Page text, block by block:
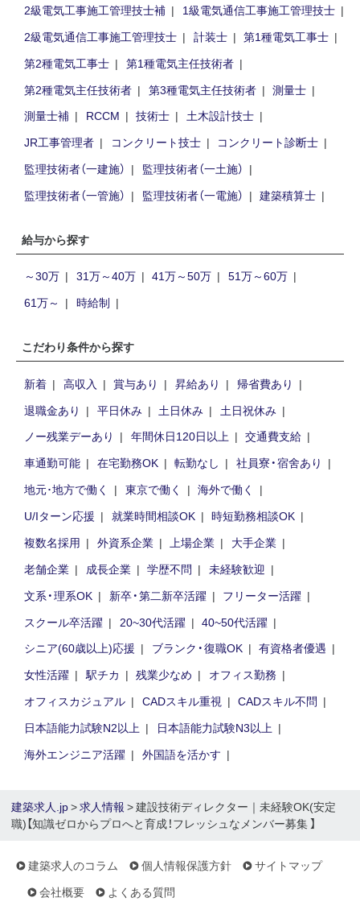
2級電気工事施工管理技士補
1級電気通信工事施工管理技士
2級電気通信工事施工管理技士
計装士
第1種電気工事士
第2種電気工事士
第1種電気主任技術者
第2種電気主任技術者
第3種電気主任技術者
測量士
測量士補
RCCM 技術士
土木設計技士
JR工事管理者
コンクリート技士
コンクリート診断士
監理技術者（一建施）
監理技術者（一土施）
監理技術者（一管施）
監理技術者（一電施） 建築積算士
給与から探す
～30万 31万～40万 41万～50万
51万～60万
61万～
時給制
こだわり条件から探す
新着 高収入 賞与あり 昇給あり
帰省費あり
退職金あり
平日休み 土日休み
土日祝休み
ノー残業デーあり
年間休日120日以上
交通費支給
車通勤可能
在宅勤務OK 転勤なし
社員寮・宿舍あり
地元･地方で働く
東京で働く
海外で働く
U/Iターン応援
就業時間相談OK
時短勤務相談OK
複数名採用
外資系企業 上場企業
大手企業
老舗企業
成長企業 学歴不問
未経験歓迎
文系・理系OK
新卒・第二新卒活躍
フリーター活躍
スクール卒活躍
20~30代活躍
40~50代活躍
シニア(60歳以上)応援
ブランク・復職OK
有資格者優遇
女性活躍
駅チカ 残業少なめ
オフィス勤務
オフィスカジュアル
CADスキル重視
CADスキル不問
日本語能力試験N2以上
日本語能力試験N3以上
海外エンジニア活躍
外国語を活かす
建築求人.jp>求人情報 > 建設技術ディレクター｜未経験OK(安定
職)【知識ゼロからプロへと育成！フレッシュなメンバー募集 】
建築求人のコラム 個人情報保護方針
サイトマップ
会社概要
よくある質問